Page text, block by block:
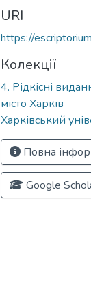
URI
https://
Колекції
4. Рідкісні
місто Харків
Харківський
Повна
Google